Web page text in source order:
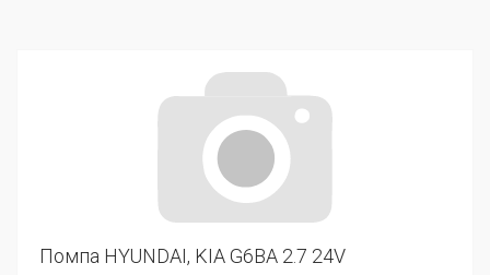
Помпа HYUNDAI, KIA G6BA 2.7 24V